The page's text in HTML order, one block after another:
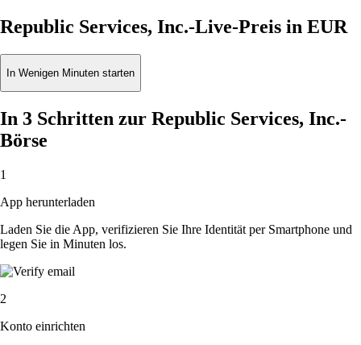
Republic Services, Inc.-Live-Preis in EUR
In Wenigen Minuten starten
In 3 Schritten zur Republic Services, Inc.-
Börse
1
App herunterladen
Laden Sie die App, verifizieren Sie Ihre Identität per Smartphone und
legen Sie in Minuten los.
2
Konto einrichten